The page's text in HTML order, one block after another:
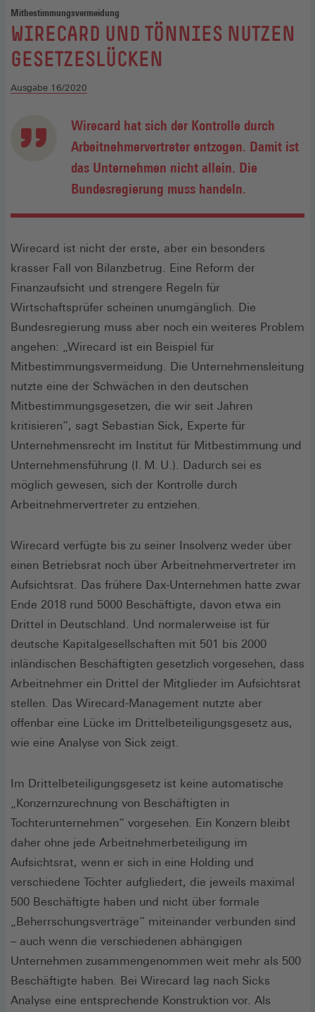
Mitbestimmungsvermeidung
:
WIRECARD UND TÖNNIES NUTZEN
GESETZESLÜCKEN
Ausgabe 16/2020
Wirecard hat sich der Kontrolle durch
Arbeitnehmervertreter entzogen. Damit ist
das Unternehmen nicht allein. Die
Bundesregierung muss handeln.
Wirecard ist nicht der erste, aber ein besonders
krasser Fall von Bilanzbetrug. Eine Reform der
Finanzaufsicht und strengere Regeln für
Wirtschaftsprüfer scheinen unumgänglich. Die
Bundesregierung muss aber noch ein weiteres Problem
angehen: „Wirecard ist ein Beispiel für
Mitbestimmungsvermeidung. Die Unternehmensleitung
nutzte eine der Schwächen in den deutschen
Mitbestimmungsgesetzen, die wir seit Jahren
kritisieren“, sagt Sebastian Sick, Experte für
Unternehmensrecht im Institut für Mitbestimmung und
Unternehmensführung (I. M. U.). Dadurch sei es
möglich gewesen, sich der Kontrolle durch
Arbeitnehmervertreter zu entziehen.
Wirecard verfügte bis zu seiner Insolvenz weder über
einen Betriebsrat noch über Arbeitnehmervertreter im
Aufsichtsrat. Das frühere Dax-Unternehmen hatte zwar
Ende 2018 rund 5000 Beschäftigte, davon etwa ein
Drittel in Deutschland. Und normalerweise ist für
deutsche Kapitalgesellschaften mit 501 bis 2000
inländischen Beschäftigten gesetzlich vorgesehen, dass
Arbeitnehmer ein Drittel der Mitglieder im Aufsichtsrat
stellen. Das Wirecard-Management nutzte aber
offenbar eine Lücke im Drittelbeteiligungsgesetz aus,
wie eine Analyse von Sick zeigt.
Im Drittelbeteiligungsgesetz ist keine automatische
„Konzernzurechnung von Beschäftigten in
Tochterunternehmen“ vorgesehen. Ein Konzern bleibt
daher ohne jede Arbeitnehmerbeteiligung im
Aufsichtsrat, wenn er sich in eine Holding und
verschiedene Töchter aufgliedert, die jeweils maximal
500 Beschäftigte haben und nicht über formale
„Beherrschungsverträge“ miteinander verbunden sind
– auch wenn die verschiedenen abhängigen
Unternehmen zusammengenommen weit mehr als 500
Beschäftigte haben. Bei Wirecard lag nach Sicks
Analyse eine entsprechende Konstruktion vor. Als